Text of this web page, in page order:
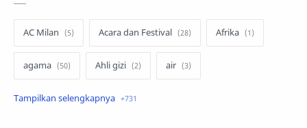
AC Milan Acara dan Festival Afrika
agama Ahli gizi air
air minum Airbnb